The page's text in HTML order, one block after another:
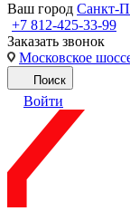
Ваш город Санкт-
+7 812-425-33-99
Заказать звонок
Московское
Поиск
Войти